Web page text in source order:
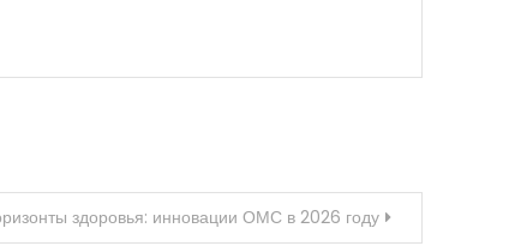
здоровья: инновации ОМС в 2026 году